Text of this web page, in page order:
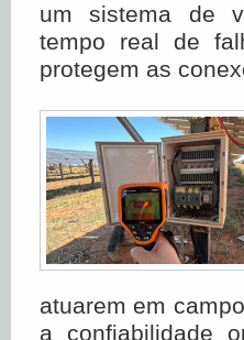
um sistema de
tempo real de
protegem as
atuarem em
a confiabilidade